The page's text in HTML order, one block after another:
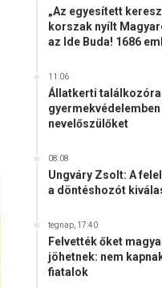
„Az egyesített
korszak nyílt
az Ide Buda! 1686
11:06
Állatkerti
nevelőszülőket
08:08
Ungváry Zsolt: A
a döntéshozót
tegnap, 17:40
Felvették őket
jöhetnek: nem
fiatalok